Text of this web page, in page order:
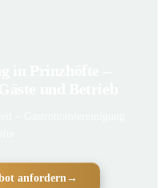
anfordern→